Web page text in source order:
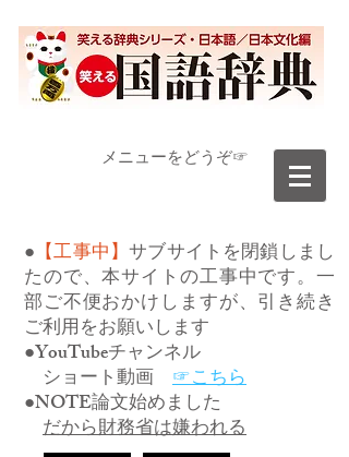
​メニューをどうぞ☞
● 【工事中】サブサイトを閉鎖しまし
たので、本サイトの工事中です。一
部ご不便おかけしますが、引き続き
ご利用をお願いします
●YouTubeチャンネル
ショート動画 ☞こちら
●NOTE論文始めました
だから財務省は嫌われる